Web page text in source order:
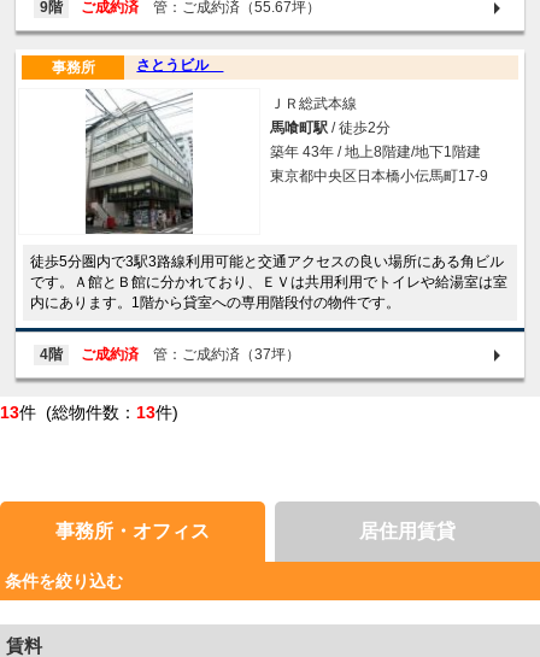
9階 ご成約済 管：ご成約済（55.67坪）
さとうビル
事務所
ＪＲ総武本線
馬喰町駅 / 徒歩2分
築年 43年 / 地上8階建/地下1階建
東京都中央区日本橋小伝馬町17-9
徒歩5分圏内で3駅3路線利用可能と交通アクセスの良い場所にある角ビル
です。Ａ館とＢ館に分かれており、ＥＶは共用利用でトイレや給湯室は室
内にあります。1階から貸室への専用階段付の物件です。
4階 ご成約済 管：ご成約済（37坪）
13件 (総物件数： 13件)
事務所・オフィス 居住用賃貸
条件を絞り込む
賃料